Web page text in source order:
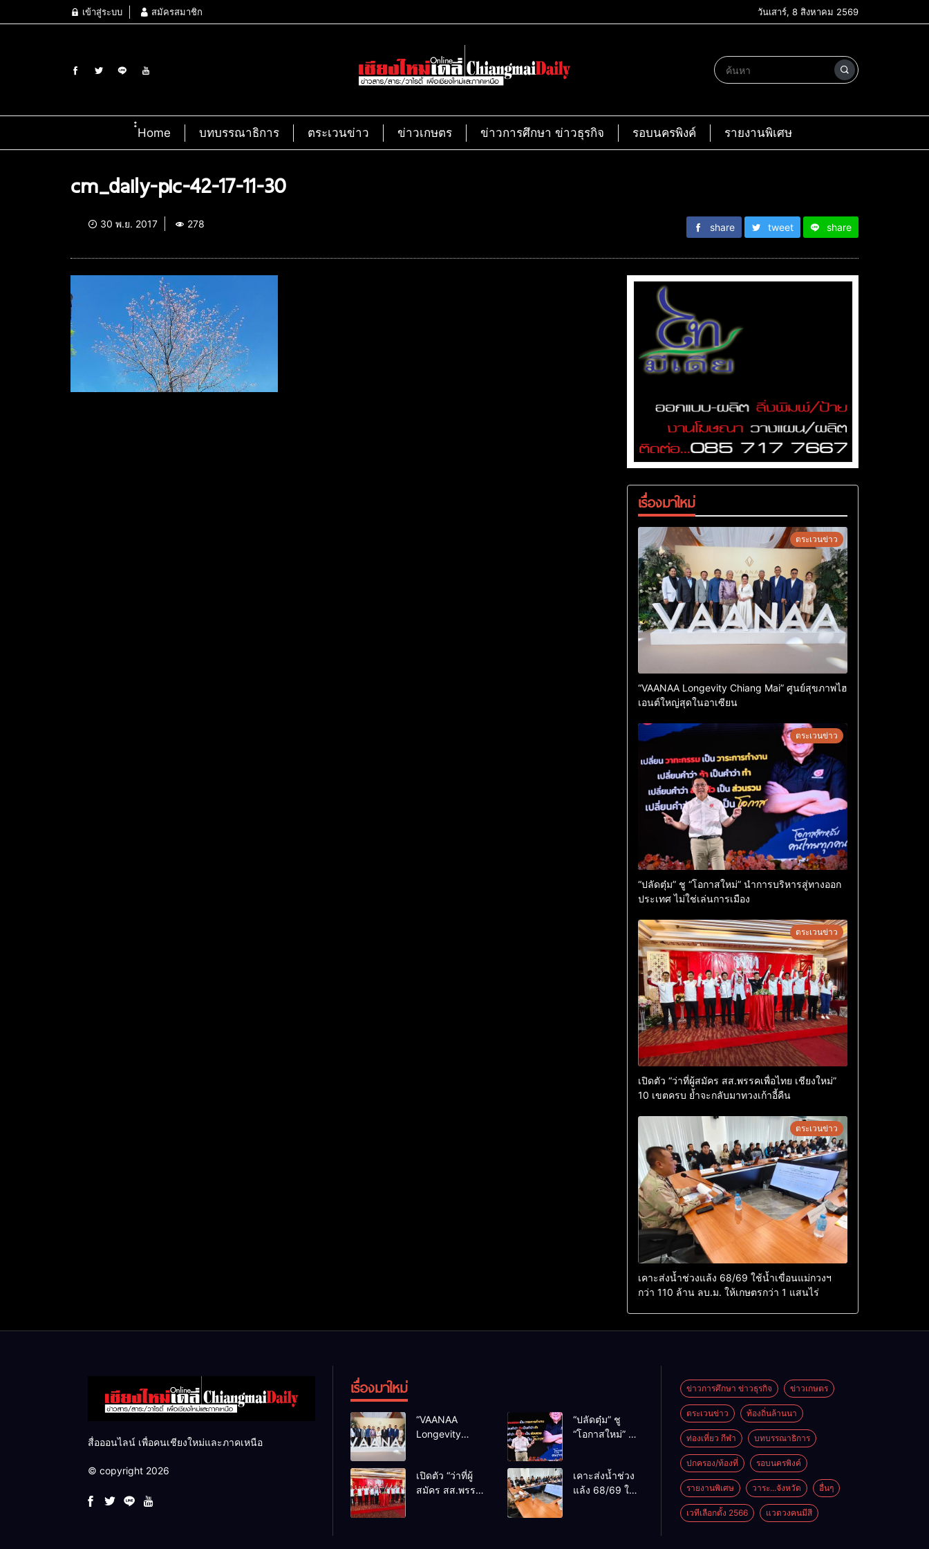
เข้าสู่ระบบ สมัครสมาชิก วันเสาร์, 8 สิงหาคม 2569
๋๋Home บทบรรณาธิการ ตระเวนข่าว ข่าวเกษตร ข่าวการศึกษา ข่าวธุรกิจ รอบนครพิงค์ รายงานพิเศษ
cm_daily-pic-42-17-11-30
30 พ.ย. 2017 278 share tweet share
เรื่องมาใหม่
ตระเวนข่าว
“VAANAA Longevity Chiang Mai” ศูนย์สุขภาพไฮ
เอนต์ใหญ่สุดในอาเซียน
ตระเวนข่าว
“ปลัดตุ๋ม” ชู “โอกาสใหม่” นำการบริหารสู่ทางออก
ประเทศ ไม่ใช่เล่นการเมือง
ตระเวนข่าว
เปิดตัว “ว่าที่ผู้สมัคร สส.พรรคเพื่อไทย เชียงใหม่”
10 เขตครบ ย้ำจะกลับมาทวงเก้าอี้คืน
ตระเวนข่าว
เคาะส่งน้ำช่วงแล้ง 68/69 ใช้น้ำเขื่อนแม่กวงฯ
กว่า 110 ล้าน ลบ.ม. ให้เกษตรกว่า 1 แสนไร่
สื่อออนไลน์ เพื่อคนเชียงใหม่และภาคเหนือ
© copyright 2026
เรื่องมาใหม่
“VAANAA
Longevity
เอนต์ใหญ่สุดใน
อาเซียน
“ปลัดตุ๋ม” ชู
“โอกาสใหม่” นำ
ไม่ใช่เล่น
การเมือง
เปิดตัว “ว่าที่ผู้
สมัคร สส.พรรค
เคาะส่งน้ำช่วง
แล้ง 68/69 ใช้
ข่าวการศึกษา ข่าวธุรกิจ ข่าวเกษตร
ตระเวนข่าว ท้องถิ่นล้านนา
ท่องเที่ยว กีฬา บทบรรณาธิการ
ปกครอง/ท้องที่ รอบนครพิงค์
รายงานพิเศษ วาระ...จังหวัด อื่นๆ
เวทีเลือกตั้ง 2566 แวดวงคนมีสี